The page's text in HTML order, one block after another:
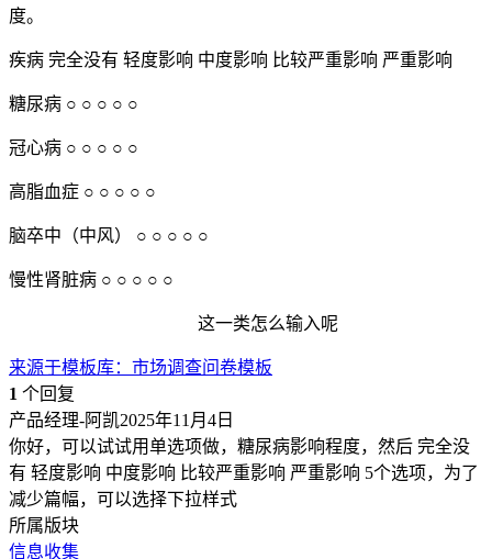
度。
疾病 完全没有 轻度影响 中度影响 比较严重影响 严重影响
糖尿病 ○ ○ ○ ○ ○
冠心病 ○ ○ ○ ○ ○
高脂血症 ○ ○ ○ ○ ○
脑卒中（中风） ○ ○ ○ ○ ○
慢性肾脏病 ○ ○ ○ ○ ○
这一类怎么输入呢
来源于模板库： 市场调查问卷模板
1 个回复
产品经理-阿凯2025年11月4日
你好，可以试试用单选项做，糖尿病影响程度，然后 完全没
有 轻度影响 中度影响 比较严重影响 严重影响 5个选项，为了
减少篇幅，可以选择下拉样式
所属版块
信息收集